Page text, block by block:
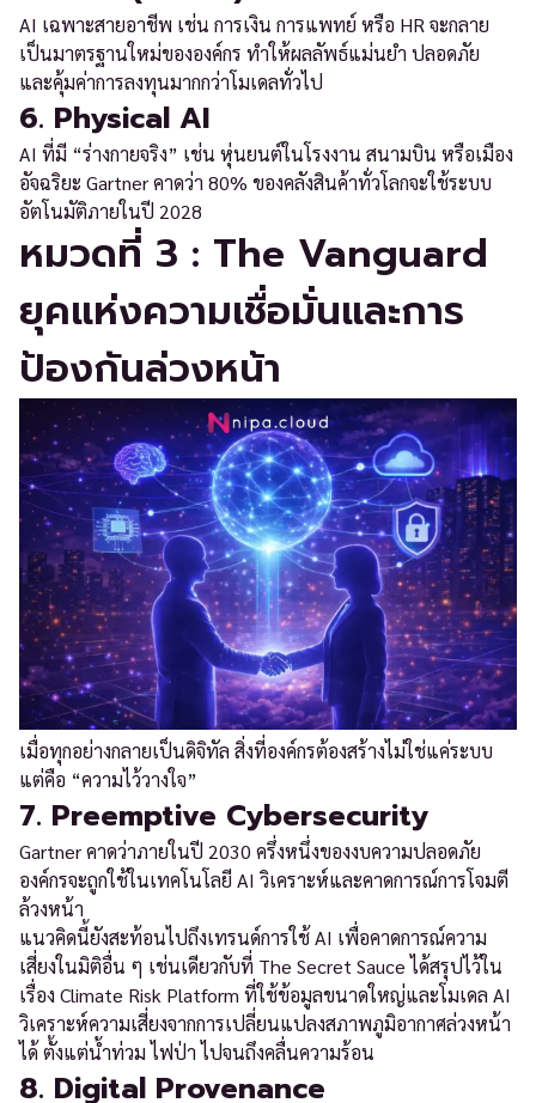
AI เฉพาะสายอาชีพ เช่น การเงิน การแพทย์ หรือ HR จะกลาย
เป็นมาตรฐานใหม่ขององค์กร ทำให้ผลลัพธ์แม่นยำ ปลอดภัย
และคุ้มค่าการลงทุนมากกว่าโมเดลทั่วไป
6. Physical AI
AI ที่มี “ร่างกายจริง” เช่น หุ่นยนต์ในโรงงาน สนามบิน หรือเมือง
อัจฉริยะ Gartner คาดว่า 80% ของคลังสินค้าทั่วโลกจะใช้ระบบ
อัตโนมัติภายในปี 2028
หมวดที่ 3 : The Vanguard
ยุคแห่งความเชื่อมั่นและการ
ป้องกันล่วงหน้า
เมื่อทุกอย่างกลายเป็นดิจิทัล สิ่งที่องค์กรต้องสร้างไม่ใช่แค่ระบบ
แต่คือ “ความไว้วางใจ”
7. Preemptive Cybersecurity
Gartner คาดว่าภายในปี 2030 ครึ่งหนึ่งของงบความปลอดภัย
องค์กรจะถูกใช้ในเทคโนโลยี AI วิเคราะห์และคาดการณ์การโจมตี
ล้วงหน้า
แนวคิดนี้ยังสะท้อนไปถึงเทรนด์การใช้ AI เพื่อคาดการณ์ความ
เสี่ยงในมิติอื่น ๆ เช่นเดียวกับที่ The Secret Sauce ได้สรุปไว้ใน
เรื่อง Climate Risk Platform ที่ใช้ข้อมูลขนาดใหญ่และโมเดล AI
วิเคราะห์ความเสี่ยงจากการเปลี่ยนแปลงสภาพภูมิอากาศล่วงหน้า
ได้ ตั้งแต่น้ำท่วม ไฟป่า ไปจนถึงคลื่นความร้อน
8. Digital Provenance